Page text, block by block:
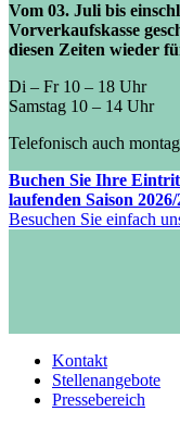
Vom 03. Juli bis
Vorverkaufskasse
diesen Zeiten wieder
Di – Fr 10 – 18 Uhr
Samstag 10 – 14 Uhr
Telefonisch auch
Buchen Sie Ihre
laufenden Saison
Besuchen Sie einfach
Kontakt
Stellenangebote
Pressebereich